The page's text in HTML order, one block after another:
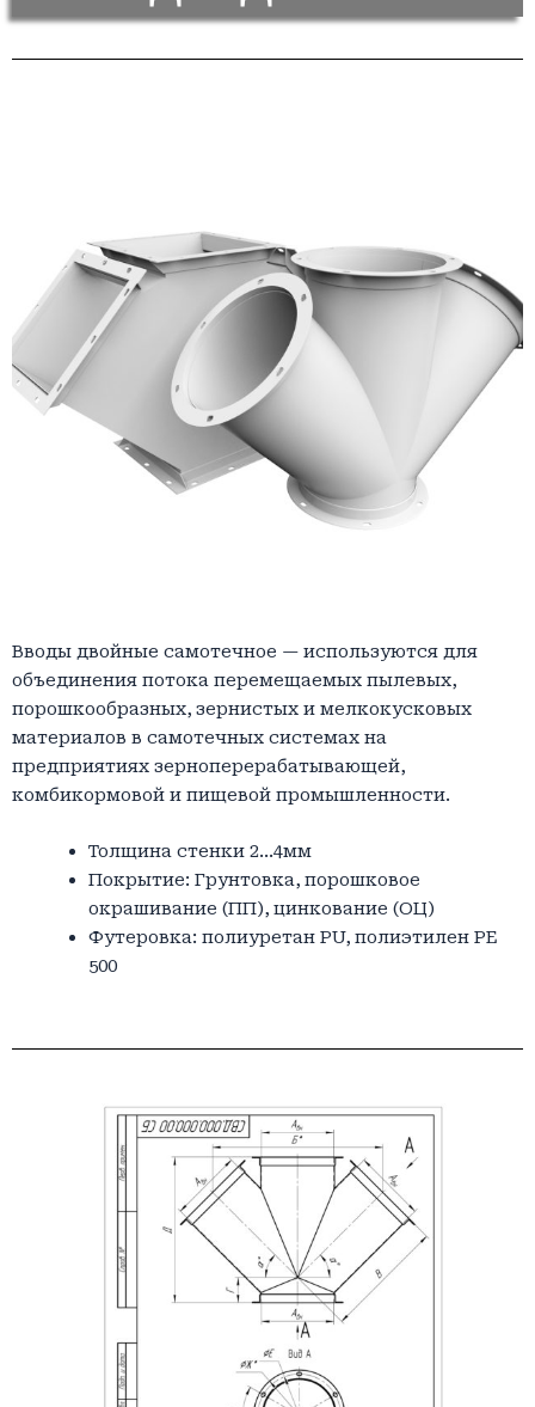
Вводы двойные самотечное — используются для
объединения потока перемещаемых пылевых,
порошкообразных, зернистых и мелкокусковых
материалов в самотечных системах на
предприятиях зерноперерабатывающей,
комбикормовой и пищевой промышленности.
Толщина стенки 2…4мм
Покрытие: Грунтовка, порошковое
окрашивание (ПП), цинкование (ОЦ)
Футеровка: полиуретан PU, полиэтилен PE
500